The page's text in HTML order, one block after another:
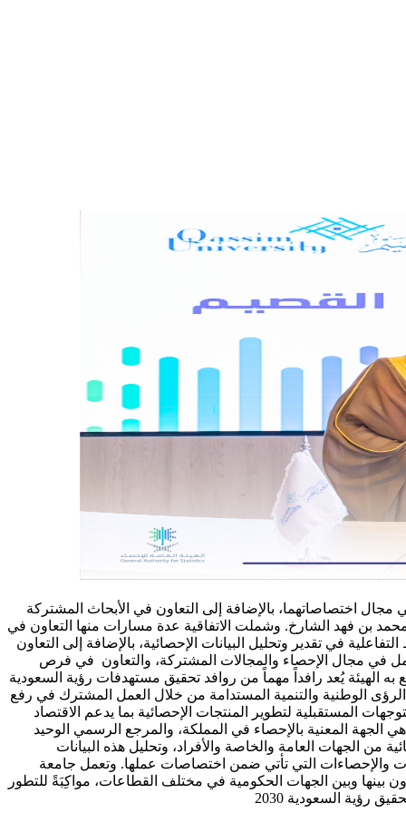
اختصاصاتهما، بالإضافة إلى التعاون في الأبحاث المشتركة
محمد بن فهد الشارخ. وشملت الاتفاقية عدة مسارات منها التعاون في
في تقدير وتحليل البيانات الإحصائية، بالإضافة إلى التعاون
في مجال الإحصاء والمجالات المشتركة، والتعاون في فرص
الهيئة يُعد رافداً مهماً من روافد تحقيق مستهدفات رؤية السعودية
الوطنية والتنمية المستدامة من خلال العمل المشترك في رفع
المستقبلية لتطوير المنتجات الإحصائية بما يدعم الاقتصاد
هي الجهة المعنية بالإحصاء في المملكة، والمرجع الرسمي الوحيد
من الجهات العامة والخاصة والأفراد، وتحليل هذه البيانات
والإحصاءات التي تأتي ضمن اختصاصات عملها. وتعمل جامعة
بينها وبين الجهات الحكومية في مختلف القطاعات، مواكِبَةً للتطور
السعودية 2030